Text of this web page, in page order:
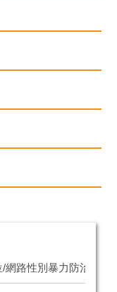
網路性別暴力防治短